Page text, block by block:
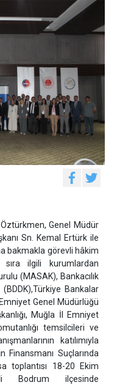
Genel Müdür
Sn. Kemal Ertürk ile
bakmakla görevli hâkim
sıra ilgili kurumlardan
(MASAK), Bankacılık
Bankalar
Genel Müdürlüğü
Muğla İl Emniyet
temsilcileri ve
katılımıyla
Finansmanı Suçlarında
toplantısı 18-20 Ekim
Bodrum ilçesinde